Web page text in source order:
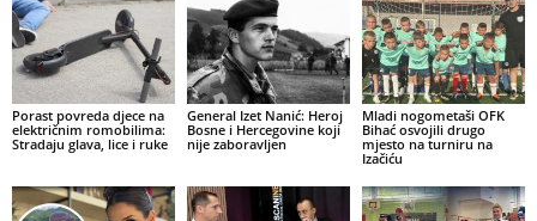
Porast povreda djece na
električnim romobilima:
Stradaju glava, lice i ruke
General Izet Nanić: Heroj
Bosne i Hercegovine koji
nije zaboravljen
Mladi nogometaši OFK
Bihać osvojili drugo
mjesto na turniru na
Izačiću